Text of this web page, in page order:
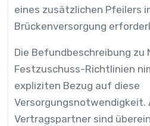
eines zusätzlichen Pfeilers
Brückenversorgung
Die Befundbeschreibung zu
Festzuschuss-Richtlinien
expliziten Bezug auf diese
Versorgungsnotwendigkeit.
Vertragspartner sind